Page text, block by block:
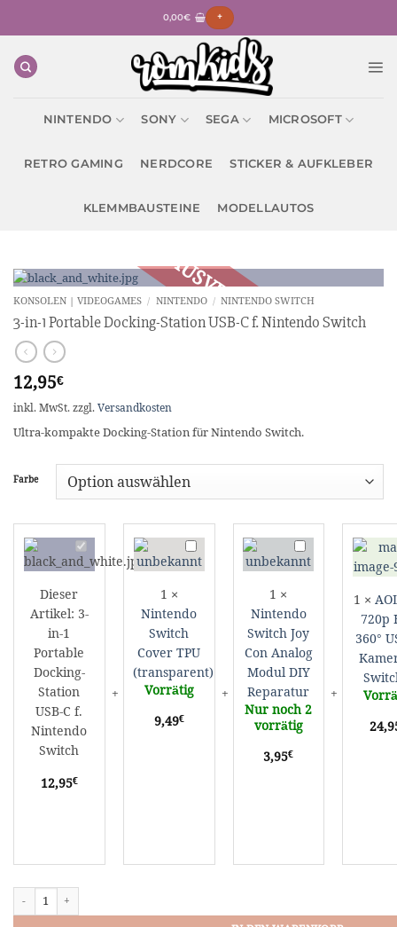
0,00€ +
NINTENDO SONY SEGA MICROSOFT
RETRO GAMING NERDCORE STICKER & AUFKLEBER
KLEMMBAUSTEINE MODELLAUTOS
KONSOLEN | VIDEOGAMES / NINTENDO / NINTENDO SWITCH
3-in-1 Portable Docking-Station USB-C f. Nintendo Switch
12,95€
inkl. MwSt. zzgl. Versandkosten
Ultra-kompakte Docking-Station für Nintendo Switch.
Farbe
3-
in-
Portable
Docking-
USB-
C
f.
Nintendo
Switch
Dieser
Artikel: 3-
in-1
Portable
Docking-
Station
USB-C f.
Nintendo
Switch
12,95€
Nintendo
Switch
(transparent)
1 ×
Nintendo
Switch
Cover TPU
(transparent)
Vorrätig
9,49€
Nintendo
Switch
Analog
Modul
DIY
Reparatur
1 ×
Nintendo
Switch Joy
Con Analog
Modul DIY
Reparatur
Nur noch 2
vorrätig
3,95€
1 ×
720p
360°